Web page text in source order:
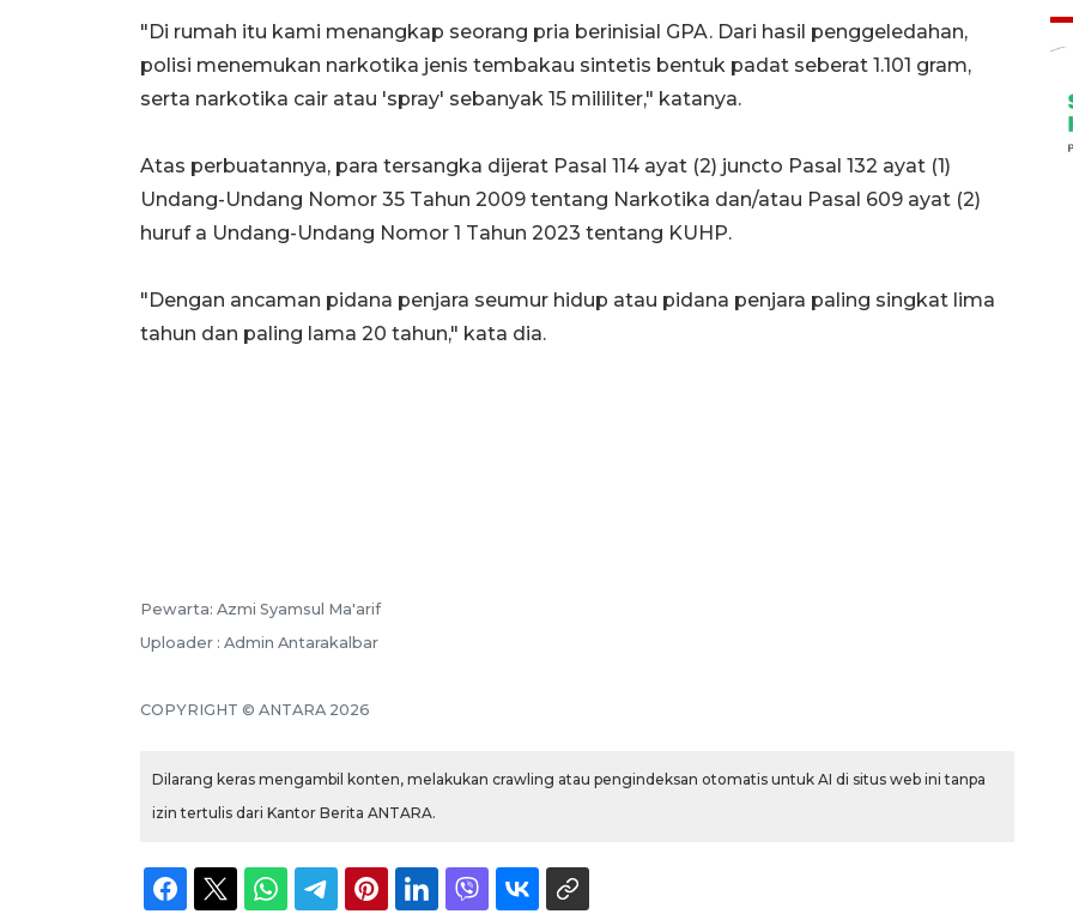
"Di rumah itu kami menangkap seorang pria berinisial GPA. Dari hasil penggeledahan,
polisi menemukan narkotika jenis tembakau sintetis bentuk padat seberat 1.101 gram,
serta narkotika cair atau 'spray' sebanyak 15 mililiter," katanya.
Atas perbuatannya, para tersangka dijerat Pasal 114 ayat (2) juncto Pasal 132 ayat (1)
Undang-Undang Nomor 35 Tahun 2009 tentang Narkotika dan/atau Pasal 609 ayat (2)
huruf a Undang-Undang Nomor 1 Tahun 2023 tentang KUHP.
"Dengan ancaman pidana penjara seumur hidup atau pidana penjara paling singkat lima
tahun dan paling lama 20 tahun," kata dia.
Pewarta: Azmi Syamsul Ma'arif
Uploader : Admin Antarakalbar
COPYRIGHT © ANTARA 2026
Dilarang keras mengambil konten, melakukan crawling atau pengindeksan otomatis untuk AI di situs web ini tanpa
izin tertulis dari Kantor Berita ANTARA.
2026-08-07 13:45:00